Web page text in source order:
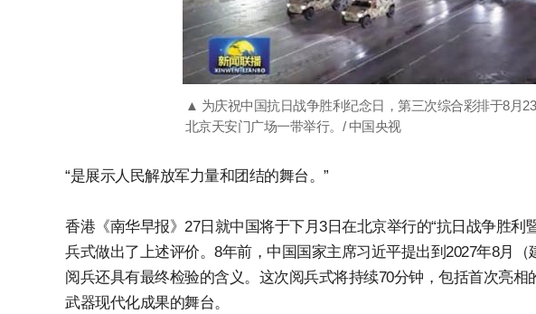
▲ 为庆祝中国抗日战争胜利纪念日，第三次综合彩排于8月
北京天安门广场一带举行。/ 中国央视
“是展示人民解放军力量和团结的舞台。”
香港《南华早报》27日就中国将于下月3日在北京举行的“抗日战争胜利
兵式做出了上述评价。8年前，中国国家主席习近平提出到2027年8月
阅兵还具有最终检验的含义。这次阅兵式将持续70分钟，包括首次亮
武器现代化成果的舞台。